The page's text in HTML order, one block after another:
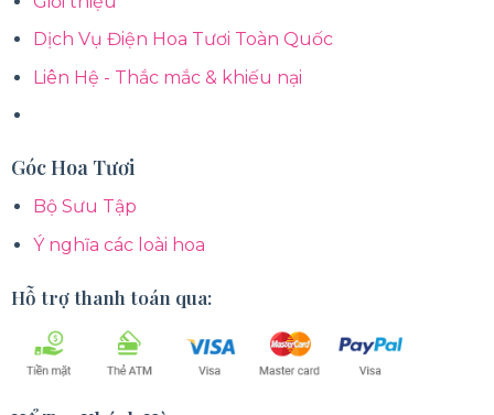
Dịch Vụ Điện Hoa Tươi Toàn Quốc
Liên Hệ - Thắc mắc & khiếu nại
Góc Hoa Tươi
Bộ Sưu Tập
Ý nghĩa các loài hoa
Hỗ trợ thanh toán qua: